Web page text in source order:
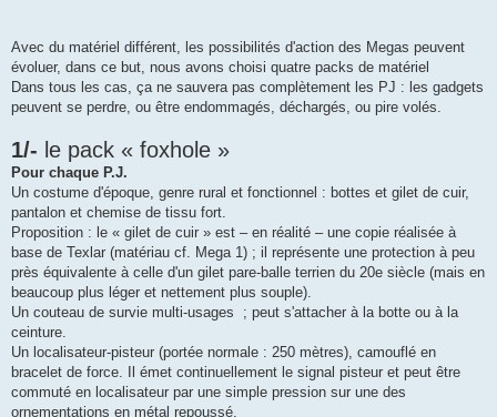
Avec du matériel différent, les possibilités d'action des Megas peuvent
évoluer, dans ce but, nous avons choisi quatre packs de matériel
Dans tous les cas, ça ne sauvera pas complètement les PJ : les gadgets
peuvent se perdre, ou être endommagés, déchargés, ou pire volés.
1/- le pack « foxhole »
Pour chaque P.J.
Un costume d'époque, genre rural et fonctionnel : bottes et gilet de cuir,
pantalon et chemise de tissu fort.
Proposition : le « gilet de cuir » est – en réalité – une copie réalisée à
base de Texlar (matériau cf. Mega 1) ; il représente une protection à peu
près équivalente à celle d'un gilet pare-balle terrien du 20e siècle (mais en
beaucoup plus léger et nettement plus souple).
Un couteau de survie multi-usages ; peut s'attacher à la botte ou à la
ceinture.
Un localisateur-pisteur (portée normale : 250 mètres), camouflé en
bracelet de force. Il émet continuellement le signal pisteur et peut être
commuté en localisateur par une simple pression sur une des
ornementations en métal repoussé.